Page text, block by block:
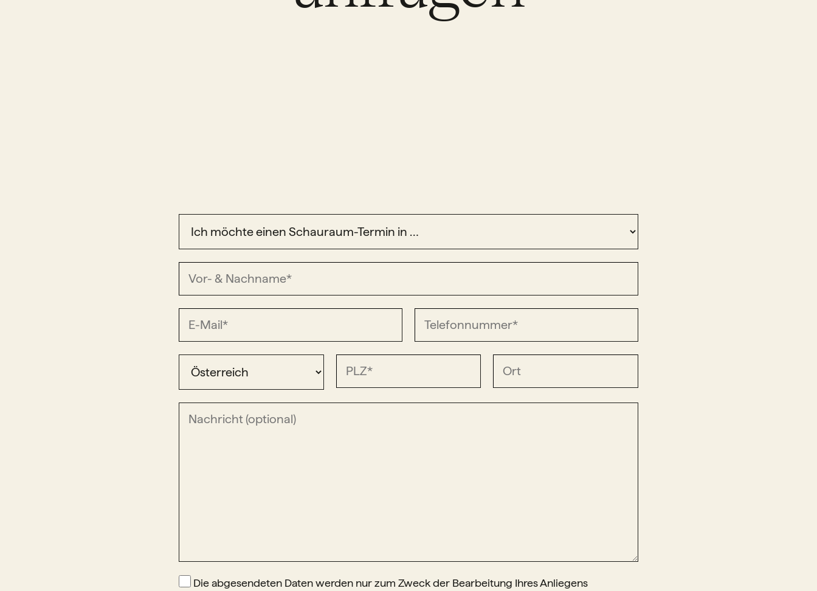
Die abgesendeten Daten werden nur zum Zweck der Bearbeitung Ihres Anliegens